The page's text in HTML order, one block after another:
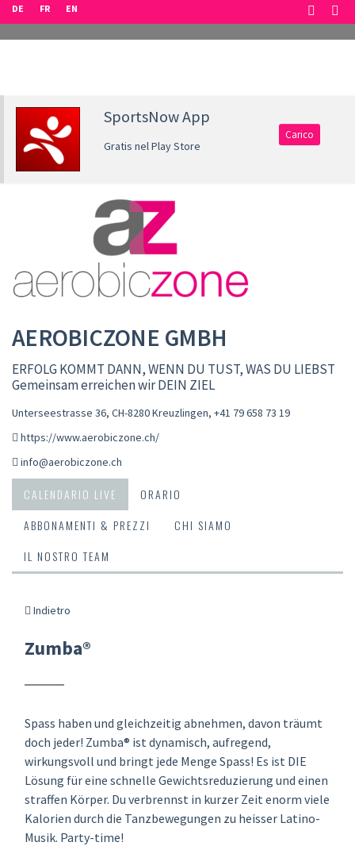
DE FR EN
SportsNow App
Gratis nel Play Store
Carico
AEROBICZONE GMBH
ERFOLG KOMMT DANN, WENN DU TUST, WAS DU LIEBST
Gemeinsam erreichen wir DEIN ZIEL
Unterseestrasse 36, CH-8280 Kreuzlingen, +41 79 658 73 19
https://www.aerobiczone.ch/
info@aerobiczone.ch
CALENDARIO LIVE
ORARIO
ABBONAMENTI & PREZZI
CHI SIAMO
IL NOSTRO TEAM
Indietro
Zumba®
Spass haben und gleichzeitig abnehmen, davon träumt
doch jeder! Zumba® ist dynamisch, aufregend,
wirkungsvoll und bringt jede Menge Spass! Es ist DIE
Lösung für eine schnelle Gewichtsreduzierung und einen
straffen Körper. Du verbrennst in kurzer Zeit enorm viele
Kalorien durch die Tanzbewegungen zu heisser Latino-
Musik. Party-time!